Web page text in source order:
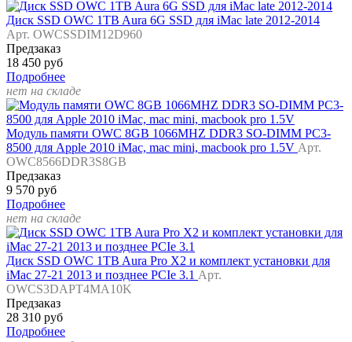
Диск SSD OWC 1TB Aura 6G SSD для iMac late 2012-2014
Арт. OWCSSDIM12D960
Предзаказ
18 450 руб
Подробнее
нет на складе
Модуль памяти OWC 8GB 1066MHZ DDR3 SO-DIMM PC3-
8500 для Apple 2010 iMac, mac mini, macbook pro 1.5V Арт.
OWC8566DDR3S8GB
Предзаказ
9 570 руб
Подробнее
нет на складе
Диск SSD OWC 1TB Aura Pro X2 и комплект установки для
iMac 27-21 2013 и позднее PCIe 3.1 Арт.
OWCS3DAPT4MA10K
Предзаказ
28 310 руб
Подробнее